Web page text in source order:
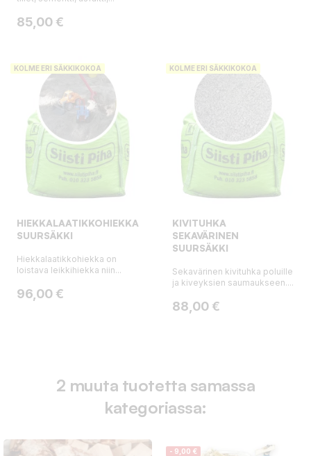
Hinta
85,00 €
KOLME ERI SÄKKIKOKOA
HIEKKALAATIKKOHIEKKA,
SUURSÄKKI
Hiekkalaatikkohiekka on
loistava leikkihiekka niin...
Hinta
96,00 €
KOLME ERI SÄKKIKOKOA
KIVITUHKA
SEKAVÄRINEN
SUURSÄKKI
Sekavärinen kivituhka poluille
ja kiveyksien saumaukseen....
Hinta
88,00 €
2 muuta tuotetta samassa
kategoriassa:
- 9,00 €